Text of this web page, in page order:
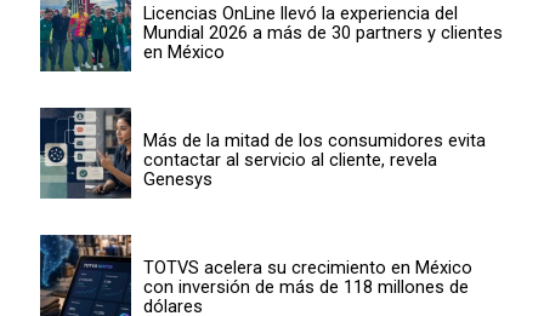
Licencias OnLine llevó la experiencia del
Mundial 2026 a más de 30 partners y clientes
en México
Más de la mitad de los consumidores evita
contactar al servicio al cliente, revela
Genesys
TOTVS acelera su crecimiento en México
con inversión de más de 118 millones de
dólares